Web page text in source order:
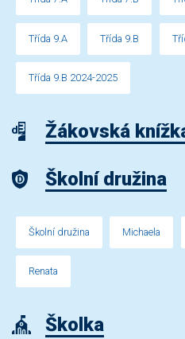
Třída 9.A Třída 9.B
Třída 9.B 2024-2025
Žákovská
Školní družina
Školní družina Michaela
Renata
Školka